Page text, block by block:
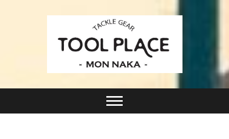
TACKLE GEAR
TOOL PLACE ツー
ス」が門前仲町に近日オープン！